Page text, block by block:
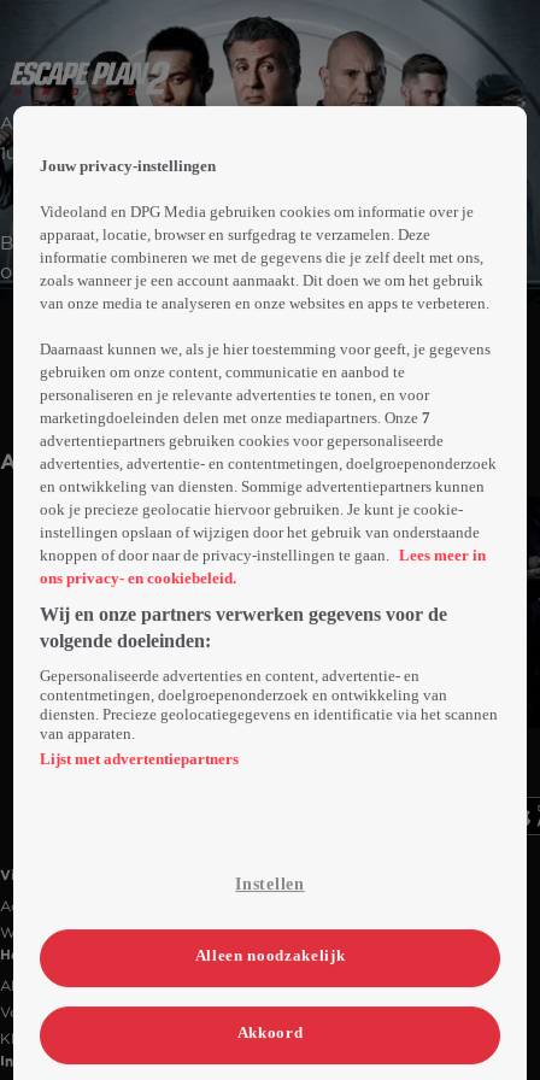
Actie | Misdaad | Mysterie
1uur32min
Beveiligingsexpert Ray Breslin runt een eliteteam dat is
opgeleid om mensen uit de meest ondoordringbare
gevangenissen te bevrijden. Op een dag verdwijnt een
in een volledig geautomatiseerde gevangenis die
constant van vorm verandert. Om hem te bevrijden laat
Ray zich daar opsluiten. Het lijkt onmogelijk om hieruit te
ontsnappen.
Abonneren op Videoland
Meer
info
Anderen kijken ook
Ga
naar
Videoland
Actiecode
Werken bij RTL
Handige links
Alle films & series
Veelgestelde vragen
Klantenservice
Informatie
Jouw privacy-instellingen
Videoland en DPG Media gebruiken cookies om informatie over je
apparaat, locatie, browser en surfgedrag te verzamelen. Deze
informatie combineren we met de gegevens die je zelf deelt met ons,
zoals wanneer je een account aanmaakt. Dit doen we om het gebruik
van onze media te analyseren en onze websites en apps te verbeteren.
Daarnaast kunnen we, als je hier toestemming voor geeft, je gegevens
gebruiken om onze content, communicatie en aanbod te
personaliseren en je relevante advertenties te tonen, en voor
marketingdoeleinden delen met onze mediapartners. Onze7
advertentiepartners gebruiken cookies voor gepersonaliseerde
advertenties, advertentie- en contentmetingen, doelgroepenonderzoek
en ontwikkeling van diensten. Sommige advertentiepartners kunnen
ook je precieze geolocatie hiervoor gebruiken. Je kunt je cookie-
instellingen opslaan of wijzigen door het gebruik van onderstaande
knoppen of door naar de privacy-instellingen te gaan.
Lees meer in
ons privacy- en cookiebeleid.
Wij en onze partners verwerken gegevens voor de
volgende doeleinden:
Gepersonaliseerde advertenties en content, advertentie- en
contentmetingen, doelgroepenonderzoek en ontwikkeling van
diensten. Precieze geolocatiegegevens en identificatie via het scannen
van apparaten.
Lijst met advertentiepartners
Instellen
Alleen noodzakelijk
Akkoord